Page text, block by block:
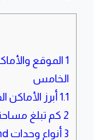
1 الموقع
الخامس
1.1 أبرز
2 كم تبلغ
3 أنواع وحدات lake view compound ومساحتها